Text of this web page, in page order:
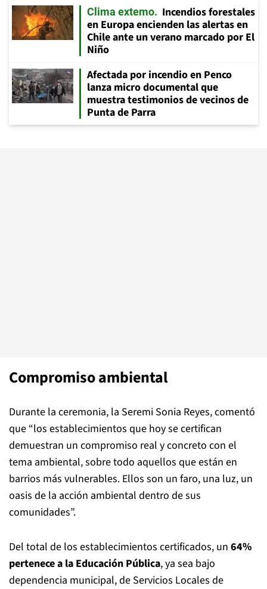
Clima extemo
Incendios forestales
en Europa encienden las alertas en
Chile ante un verano marcado por El
Niño
Afectada por incendio en Penco
lanza micro documental que
muestra testimonios de vecinos de
Punta de Parra
Compromiso ambiental
Durante la ceremonia, la Seremi Sonia Reyes, comentó
que “los establecimientos que hoy se certifican
demuestran un compromiso real y concreto con el
tema ambiental, sobre todo aquellos que están en
barrios más vulnerables. Ellos son un faro, una luz, un
oasis de la acción ambiental dentro de sus
comunidades”.
Del total de los establecimientos certificados, un 64%
pertenece a la Educación Pública, ya sea bajo
dependencia municipal, de Servicios Locales de